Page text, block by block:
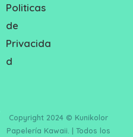
Politicas
de
Privacida
d
Copyright 2024 © Kunikolor
Papelería Kawaii. | Todos los